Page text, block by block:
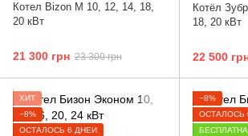
Котел Bizon М 10, 12, 14, 18,
20 кВт
21 300 грн 23 300 грн
Котёл
18, 20 кВт
22 500
ХИТ
−8%
ОСТАЛОСЬ 6 ДНЕЙ
−8%
ОСТАЛОСЬ